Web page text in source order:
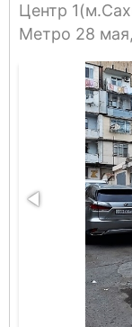
Центр
Метро 28